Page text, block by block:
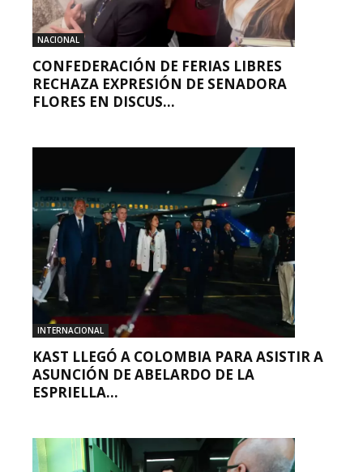
NACIONAL
CONFEDERACIÓN DE FERIAS LIBRES
RECHAZA EXPRESIÓN DE SENADORA
FLORES EN DISCUS...
INTERNACIONAL
KAST LLEGÓ A COLOMBIA PARA ASISTIR A
ASUNCIÓN DE ABELARDO DE LA
ESPRIELLA...